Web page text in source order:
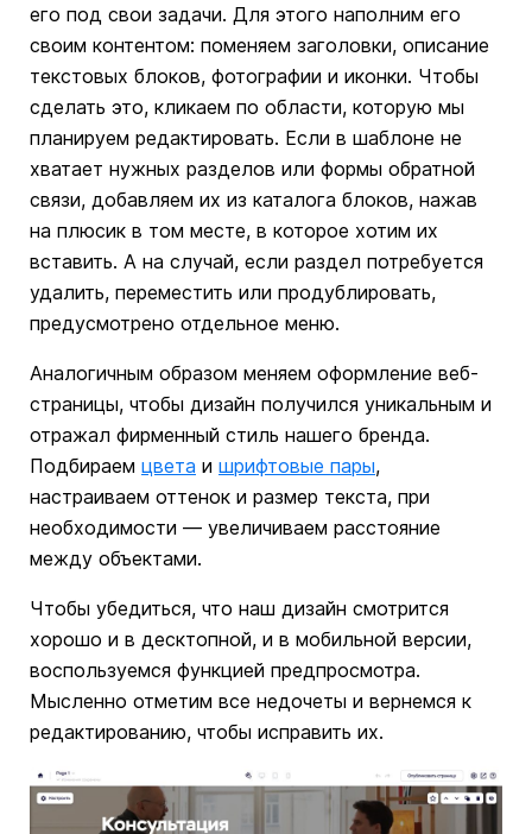
его под свои задачи. Для этого наполним его
своим контентом: поменяем заголовки, описание
текстовых блоков, фотографии и иконки. Чтобы
сделать это, кликаем по области, которую мы
планируем редактировать. Если в шаблоне не
хватает нужных разделов или формы обратной
связи, добавляем их из каталога блоков, нажав
на плюсик в том месте, в которое хотим их
вставить. А на случай, если раздел потребуется
удалить, переместить или продублировать,
предусмотрено отдельное меню.
Аналогичным образом меняем оформление веб-
страницы, чтобы дизайн получился уникальным и
отражал фирменный стиль нашего бренда.
Подбираем цвета и шрифтовые пары,
настраиваем оттенок и размер текста, при
необходимости — увеличиваем расстояние
между объектами.
Чтобы убедиться, что наш дизайн смотрится
хорошо и в десктопной, и в мобильной версии,
воспользуемся функцией предпросмотра.
Мысленно отметим все недочеты и вернемся к
редактированию, чтобы исправить их.